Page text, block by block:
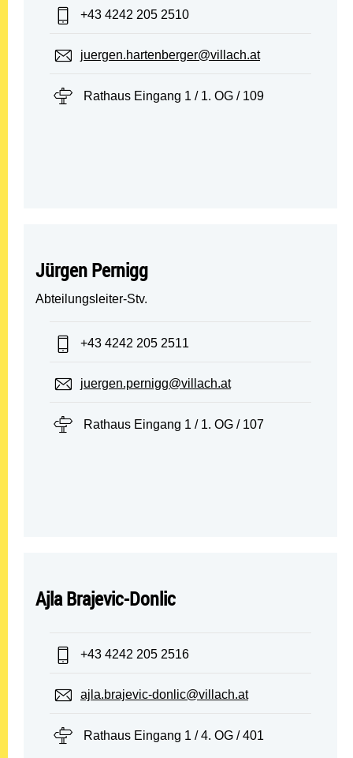
Telefon:
+43 4242 205 2510
E-Mail:
juergen.hartenberger@villach.at
Standort:
Rathaus Eingang 1 / 1. OG / 109
Jürgen Pernigg
Abteilungsleiter-Stv.
Telefon:
+43 4242 205 2511
E-Mail:
juergen.pernigg@villach.at
Standort:
Rathaus Eingang 1 / 1. OG / 107
Ajla Brajevic-Donlic
Telefon:
+43 4242 205 2516
E-Mail:
ajla.brajevic-donlic@villach.at
Standort:
Rathaus Eingang 1 / 4. OG / 401